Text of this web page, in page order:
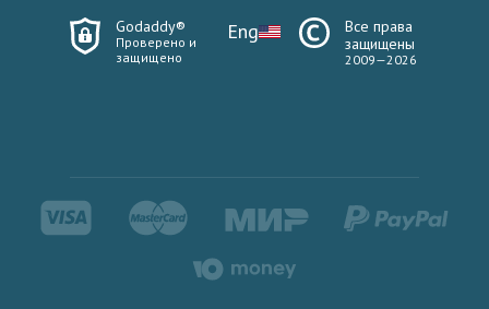
Godaddy®
Проверено и
защищено
Eng
Все права
защищены
2009—2026